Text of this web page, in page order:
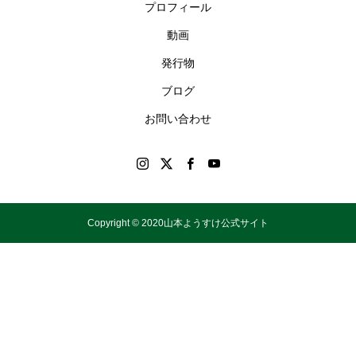
プロフィール
動画
発行物
ブログ
お問い合わせ
Copyright © 2020山本ようすけ公式サイト